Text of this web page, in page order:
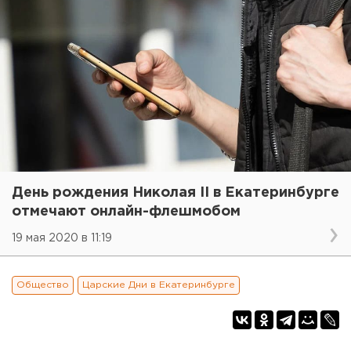
День рождения Николая II в Екатеринбурге
отмечают онлайн-флешмобом
19 мая 2020 в 11:19
Общество Царские Дни в Екатеринбурге